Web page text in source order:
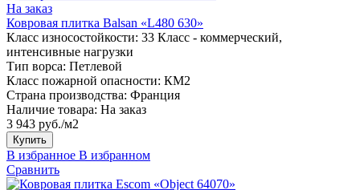
На заказ
Ковровая плитка Balsan «L480 630»
Класс износостойкости: 33 Класс - коммерческий,
интенсивные нагрузки
Тип ворса: Петлевой
Класс пожарной опасности: КМ2
Страна производства: Франция
Наличие товара: На заказ
3 943 руб./м2
Купить
В избранное В избранном
Сравнить